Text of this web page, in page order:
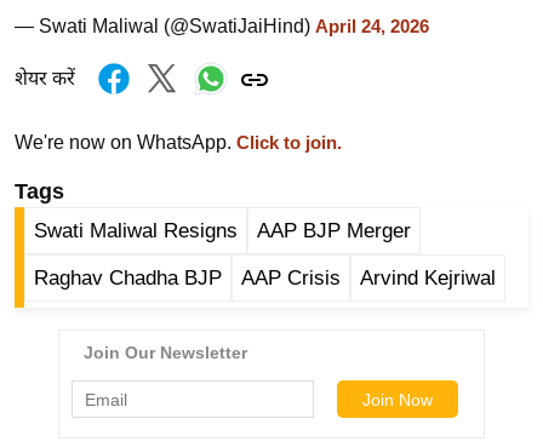
बॉ
वु
ड
हॉ
वु
— Swati Maliwal (@SwatiJaiHind) April 24, 2026
शेयर करें
We're now on WhatsApp. Click to join.
Tags
Swati Maliwal Resigns AAP BJP Merger
Raghav Chadha BJP AAP Crisis Arvind Kejriwal